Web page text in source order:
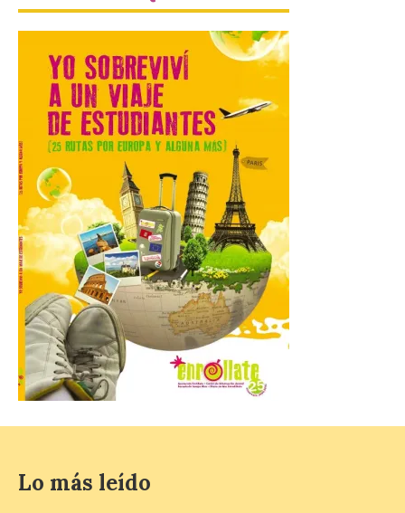
7 Ago 2026
Las personas que hayan
cumplido o cumplan 18
años en 2026 pueden
solicitar esta ayuda en la
web
https://bonoculturajoven.gob.es/ hasta el
31 de octubre. Desde este año, los 400
euros del Bono pueden utilizarse tanto
para consumir productos culturales como
[…]
El Gobierno de España
lanza un visor web para
localizar y disfrutar del
eclipse solar del 12 de
agosto con seguridad
7 Ago 2026
que permite conocer la
posición exacta del Sol y
Lo más leído